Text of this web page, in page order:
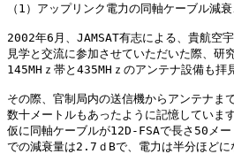
（1）アップリンク電力の同軸ケーブル減
2002年6月、JAMSAT有志による、貴航空
見学と交流に参加させていただいた際、研
145MHｚ帯と435MHｚのアンテナ設備も拝
その際、官制局内の送信機からアンテナま
数十メートルもあったように記憶しています
仮に同軸ケーブルが12D-FSAで長さ50メー
での減衰量は2.7ｄBで、電力は半分ほどに